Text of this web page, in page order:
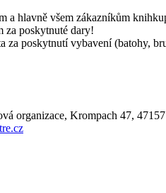
a hlavně všem zákazníkům
za poskytnuté dary!
za poskytnutí vybavení (batohy,
organizace, Krompach 47, 47157